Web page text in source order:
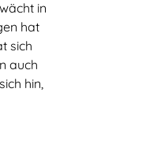
in
hat
sich
auch
hin,